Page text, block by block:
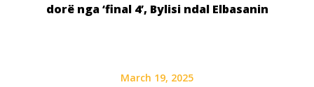
dorë nga ‘final 4’, Bylisi ndal Elbasanin
March 19, 2025